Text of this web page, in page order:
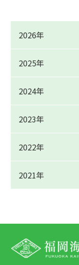
2026年
2025年
2024年
2023年
2022年
2021年